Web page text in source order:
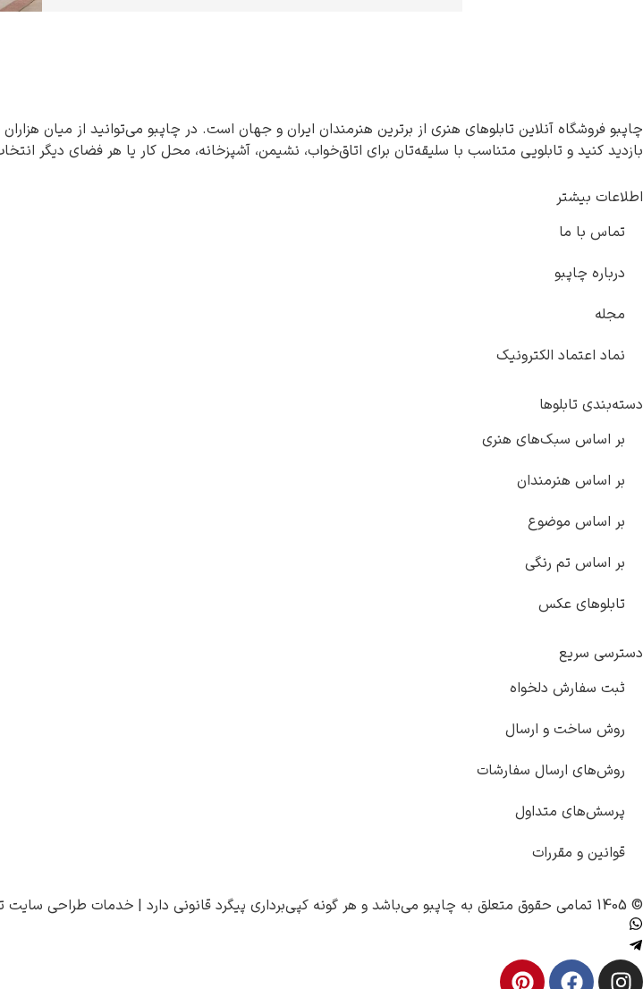
چاپبو فروشگاه آنلاین تابلوهای هنری از برترین هنرمندان ایران و جهان است. در چاپبو می‌توانید از میان
بازدید کنید و تابلویی متناسب با سلیقه‌تان برای اتاق‌خواب، نشیمن، آشپزخانه، محل کار یا هر فضای دیگر
اطلاعات بیشتر
تماس با ما
درباره چاپبو
مجله
نماد اعتماد الکترونیک
دسته‌بندی تابلوها
بر اساس سبک‌های هنری
بر اساس هنرمندان
بر اساس موضوع
بر اساس تم رنگی
تابلوهای عکس
دسترسی سریع
ثبت سفارش دلخواه
روش ساخت و ارسال
روش‌های ارسال سفارشات
پرسش‌های متداول
قوانین و مقررات
© 1405 تمامی حقوق متعلق به چاپبو می‌باشد و هر گونه کپی‌برداری پیگرد قانونی دارد | خدمات طراحی سایت